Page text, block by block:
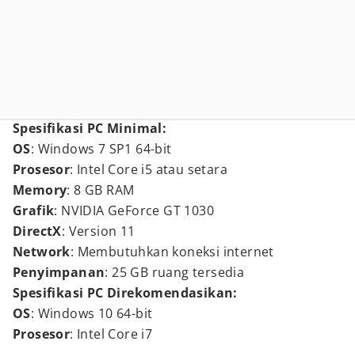
Spesifikasi PC Minimal:
OS: Windows 7 SP1 64-bit
Prosesor: Intel Core i5 atau setara
Memory: 8 GB RAM
Grafik: NVIDIA GeForce GT 1030
DirectX: Version 11
Network: Membutuhkan koneksi internet
Penyimpanan: 25 GB ruang tersedia
Spesifikasi PC Direkomendasikan:
OS: Windows 10 64-bit
Prosesor: Intel Core i7